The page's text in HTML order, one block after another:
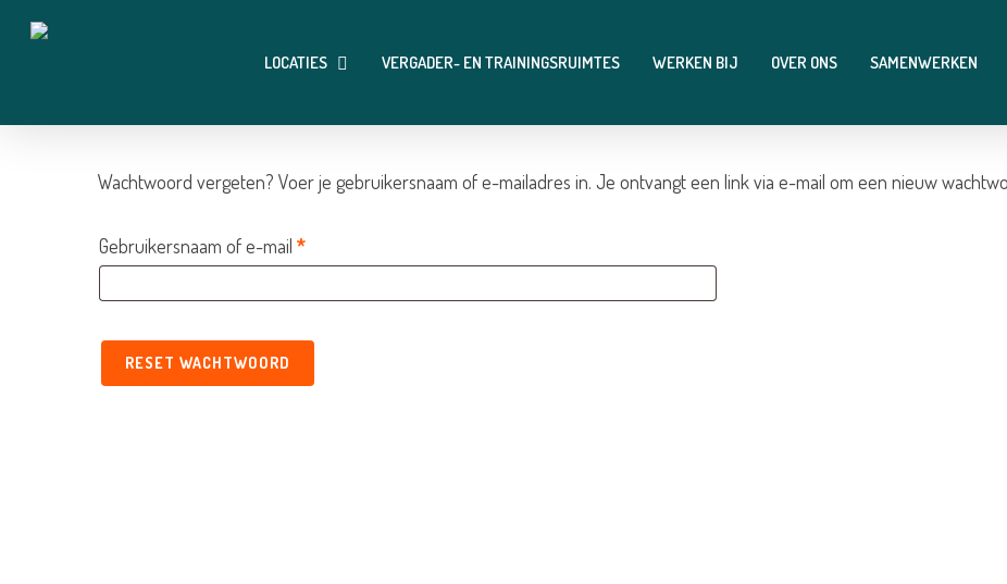
LOCATIES VERGADER- EN TRAININGSRUIMTES WERKEN BIJ OVER ONS SAMENWERKEN
Wachtwoord vergeten? Voer je gebruikersnaam of e-mailadres in. Je ontvangt een link via e-mail om een nieuw
Gebruikersnaam of e-mail *Vereist
RESET WACHTWOORD